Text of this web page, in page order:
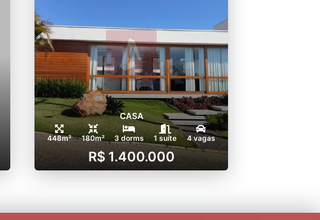
CASA
448m² 180m² 3 dorms 1 suíte 4 vagas
R$ 1.400.000